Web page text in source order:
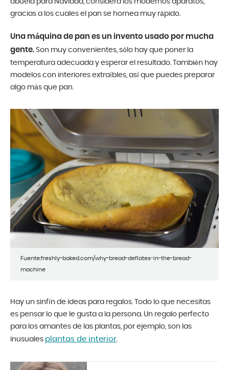
abuela para Navidad, considera los modernos aparatos,
gracias a los cuales el pan se hornea muy rápido.
Una máquina de pan es un invento usado por mucha
gente. Son muy convenientes, sólo hay que poner la
temperatura adecuada y esperar el resultado. También hay
modelos con interiores extraíbles, así que puedes preparar
algo más que pan.
Fuente:freshly-baked.com/why-bread-deflates-in-the-bread-
machine
Hay un sinfín de ideas para regalos. Todo lo que necesitas
es pensar lo que le gusta a la persona. Un regalo perfecto
para los amantes de las plantas, por ejemplo, son las
inusuales plantas de interior